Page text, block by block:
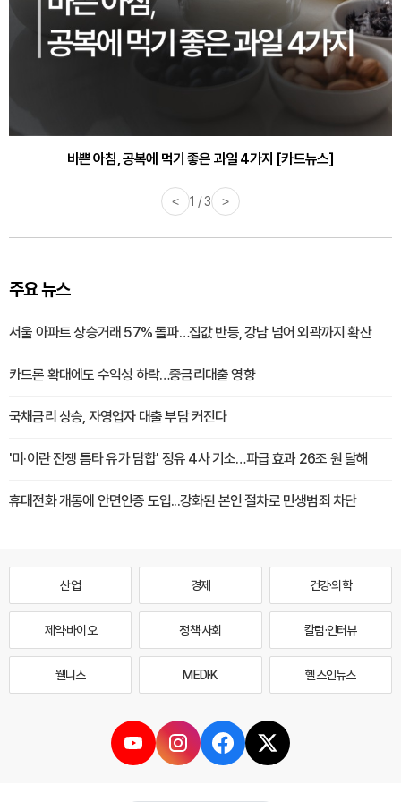
바쁜 아침, 공복에 먹기 좋은 과일 4가지 [카드뉴스]
< 1 / 3 >
주요 뉴스
서울 아파트 상승거래 57% 돌파…집값 반등, 강남 넘어 외곽까지 확산
카드론 확대에도 수익성 하락…중금리대출 영향
국채금리 상승, 자영업자 대출 부담 커진다
'미·이란 전쟁 틈타 유가 담합' 정유 4사 기소…파급 효과 26조 원 달해
휴대전화 개통에 안면인증 도입...강화된 본인 절차로 민생범죄 차단
산업 경제 건강·의학
제약·바이오 정책·사회 칼럼·인터뷰
웰니스 MEDI·K 헬스인뉴스